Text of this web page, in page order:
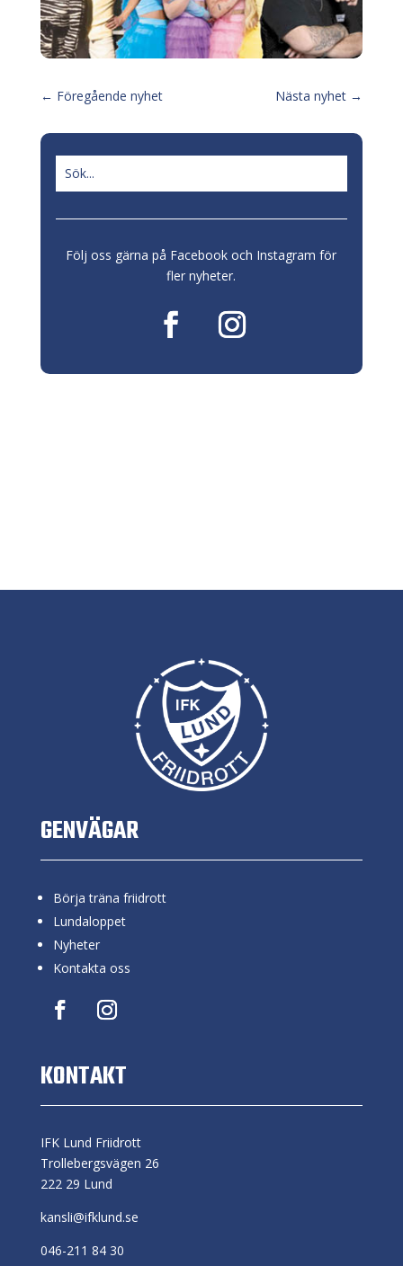
← Föregående nyhet Nästa nyhet →
Följ oss gärna på Facebook och Instagram för
fler nyheter.
GENVÄGAR
Börja träna friidrott
Lundaloppet
Nyheter
Kontakta oss
KONTAKT
IFK Lund Friidrott
Trollebergsvägen 26
222 29 Lund
kansli@ifklund.se
046-211 84 30